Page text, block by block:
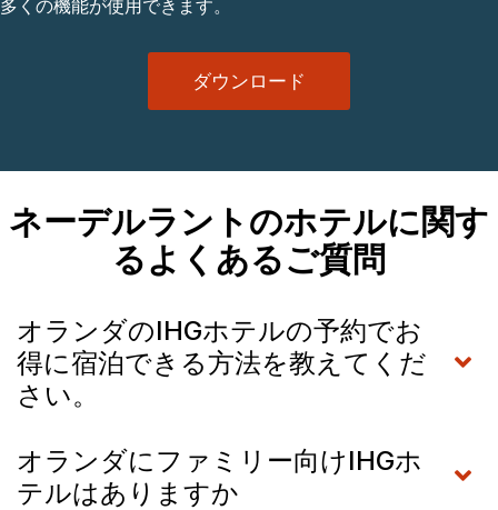
多くの機能が使用できます。
ダウンロード
ネーデルラントのホテルに関す
るよくあるご質問
オランダのIHGホテルの予約でお
得に宿泊できる方法を教えてくだ
さい。
オランダにファミリー向けIHGホ
テルはありますか